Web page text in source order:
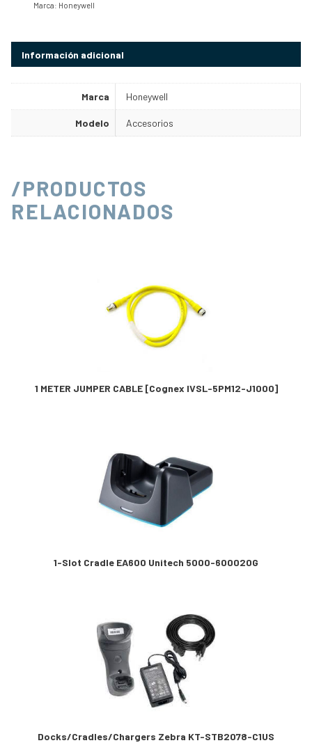
Marca: Honeywell
Información adicional
Marca Honeywell
Modelo Accesorios
/PRODUCTOS
RELACIONADOS
1 METER JUMPER CABLE [Cognex IVSL-5PM12-J1000]
1-Slot Cradle EA600 Unitech 5000-600020G
Docks/Cradles/Chargers Zebra KT-STB2078-C1US